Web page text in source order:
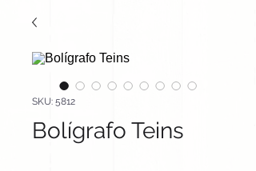
SKU: 5812
Bolígrafo Teins